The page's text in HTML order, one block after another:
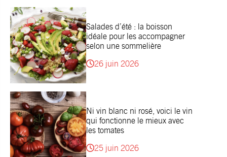
Salades d’été : la boisson
idéale pour les accompagner
selon une sommelière
26 juin 2026
Ni vin blanc ni rosé, voici le vin
qui fonctionne le mieux avec
les tomates
25 juin 2026